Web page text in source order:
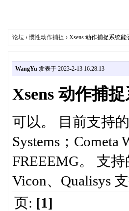
论坛›惯性动作捕捉 › Xsens 动作捕捉系统
WangYu发表于 2023-2-13 16:28:13
Xsens 动作捕
可以。 目前支持
Systems；
FREEEMG。 支
Vicon、Qualisys
页: [1]